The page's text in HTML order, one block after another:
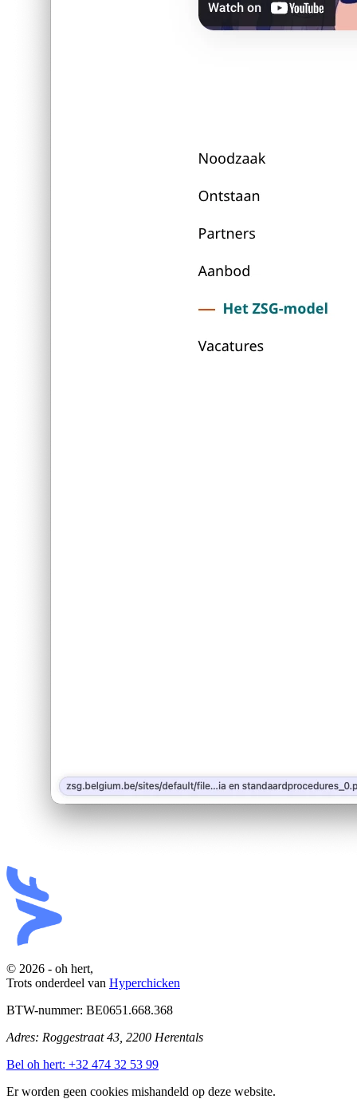
© 2026 - oh hert,
Trots onderdeel van Hyperchicken
BTW-nummer: BE0651.668.368
Adres: Roggestraat 43, 2200 Herentals
Bel oh hert: +32 474 32 53 99
Er worden geen cookies mishandeld op deze website.